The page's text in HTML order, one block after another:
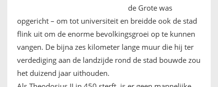
de Grote was
opgericht – om tot universiteit en breidde ook de stad
flink uit om de enorme bevolkingsgroei op te kunnen
vangen. De bijna zes kilometer lange muur die hij ter
verdediging aan de landzijde rond de stad bouwde zou
het duizend jaar uithouden.